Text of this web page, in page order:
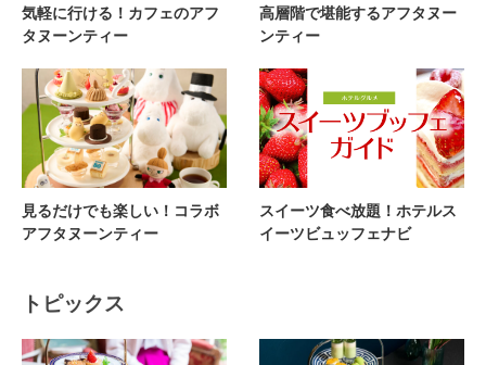
気軽に行ける！カフェのアフ
タヌーンティー
高層階で堪能するアフタヌー
ンティー
見るだけでも楽しい！コラボ
アフタヌーンティー
スイーツ食べ放題！ホテルス
イーツビュッフェナビ
トピックス